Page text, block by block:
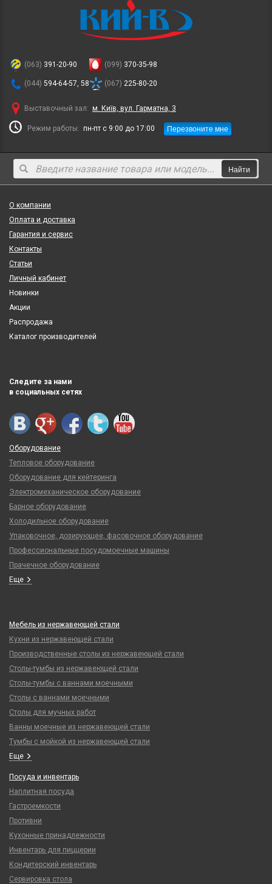
(063) 391-20-90
(044) 594-64-57, 58
(099) 370-35-98
(067) 225-80-20
Выставочный зал: м. Київ, вул. Гарматна, 3
Режим работы: пн-пт с 9:00 до 17:00 Перезвоните мне
Найти
О компании
Оплата и доставка
Гарантия и сервис
Контакты
Статьи
Личный кабинет
Новинки
Акции
Распродажа
Каталог производителей
Следите за нами
в социальных сетях
Оборудование
Тепловое оборудование
Оборудование для кейтеринга
Электромеханическое оборудование
Барное оборудование
Холодильное оборудование
Упаковочное, дозирующее, фасовочное оборудование
Профессиональные посудомоечные машины
Прачечное оборудование
Еще
Мебель из нержавеющей стали
Кухни из нержавеющей стали
Производственные столы из нержавеющей стали
Столы-тумбы из нержавеющей стали
Столы-тумбы с ваннами моечными
Столы с ваннами моечными
Столы для мучных работ
Ванны моечные из нержавеющей стали
Тумбы с мойкой из нержавеющей стали
Еще
Посуда и инвентарь
Наплитная посуда
Гастроемкости
Противни
Кухонные принадлежности
Инвентарь для пиццерии
Кондитерский инвентарь
Сервировка стола